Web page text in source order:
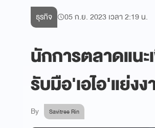
ธุรกิจ 05 ก.ย. 2023 เวลา 2:19 น.
นักการตลาดแน
รับมือ'เอไอ'แย่ง
By Savitree Rin